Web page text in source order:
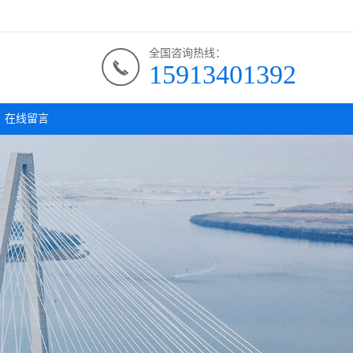
全国咨询热线：
15913401392
在线留言